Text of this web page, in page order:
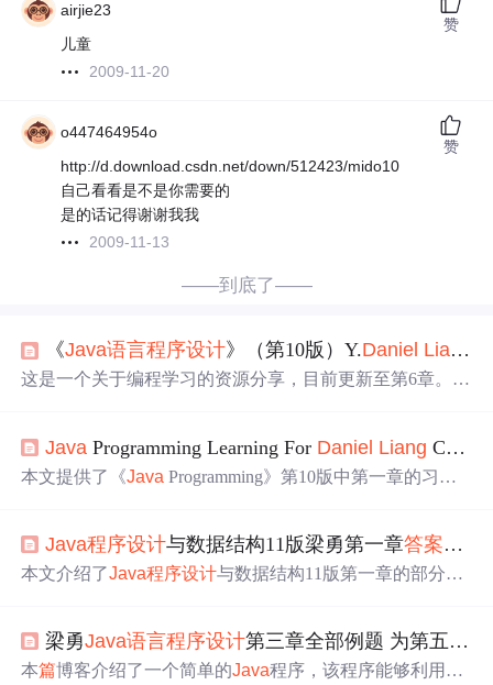
airjie23
儿童
2009-11-20
赞
o447464954o
http://d.download.csdn.net/down/512423/mido10
自己看看是不是你需要的
是的话记得谢谢我我
2009-11-13
赞
——到底了——
《Java语言程序设计》（第10版）Y.Daniel Liang
这是一个关于编程学习的资源分享，目前更新至第6章。内
F-8编码打开Gitee链接以避免乱码。
Java Programming Learning For Daniel Liang ChapterOne
本文提供了《Java Programming》第10版中第一章的习题
值近似、几何图形面积周长计算等。
Java程序设计与数据结构11版梁勇第一章答案（部
本文介绍了Java程序设计与数据结构11版第一章的部分答
使用while和for循环的不同之处。
梁勇Java语言程序设计第三章全部例题 为第五次作业
本篇博客介绍了一个简单的Java程序，该程序能够利用系